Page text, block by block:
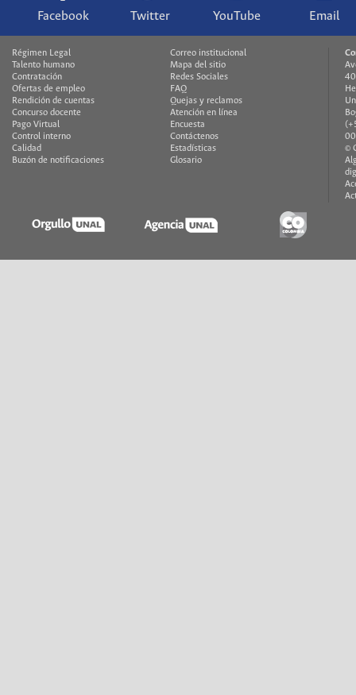
Facebook Twitter YouTube Email
Régimen Legal
Talento humano
Contratación
Ofertas de empleo
Rendición de cuentas
Concurso docente
Pago Virtual
Control interno
Calidad
Buzón de notificaciones
Correo institucional
Mapa del sitio
Redes Sociales
FAQ
Quejas y reclamos
Atención en línea
Encuesta
Contáctenos
Estadísticas
Glosario
©